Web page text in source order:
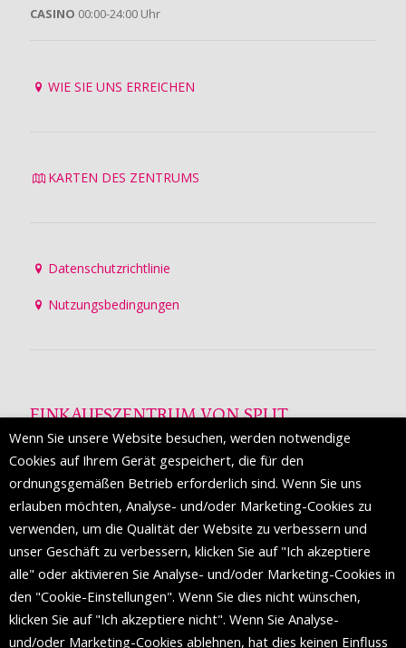
CASINO 00:00-24:00 Uhr
WIE SIE UNS ERREICHEN
KARTEN DES ZENTRUMS
Datenschutzrichtlinie
Nutzungsbedingungen
EINKAUFSZENTRUM VON SPLIT
Die Mall of Split
ist ein prestigeträchtiges Einkaufsziel mit
etwa 200 Einzelhandelsmarken und einer Reihe von
Weltmodemarken, die zum ersten Mal in Split erscheinen.
FOLGEN SIE UNS
Wenn Sie unsere Website besuchen, werden notwendige
Cookies auf Ihrem Gerät gespeichert, die für den
ordnungsgemäßen Betrieb erforderlich sind. Wenn Sie uns
erlauben möchten, Analyse- und/oder Marketing-Cookies zu
verwenden, um die Qualität der Website zu verbessern und
unser Geschäft zu verbessern, klicken Sie auf "Ich akzeptiere
alle" oder aktivieren Sie Analyse- und/oder Marketing-Cookies in
den "Cookie-Einstellungen". Wenn Sie dies nicht wünschen,
klicken Sie auf "Ich akzeptiere nicht". Wenn Sie Analyse-
und/oder Marketing-Cookies ablehnen, hat dies keinen Einfluss